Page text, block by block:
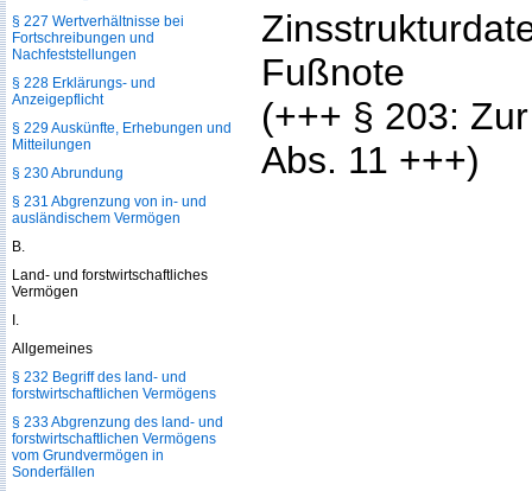
Fußnote
(+++ § 203:
Abs. 11 +++)
§ 227 Wertverhältnisse bei
Fortschreibungen und
Nachfeststellungen
§ 228 Erklärungs- und
Anzeigepflicht
§ 229 Auskünfte, Erhebungen und
Mitteilungen
§ 230 Abrundung
§ 231 Abgrenzung von in- und
ausländischem Vermögen
B.
Land- und forstwirtschaftliches
Vermögen
I.
Allgemeines
§ 232 Begriff des land- und
forstwirtschaftlichen Vermögens
§ 233 Abgrenzung des land- und
forstwirtschaftlichen Vermögens
vom Grundvermögen in
Sonderfällen